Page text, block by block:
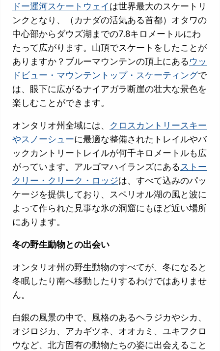
ドー運河スケートウェイは世界最大のスケートリ
ンクとなり、（カナダの活気ある首都）オタワの
中心部からダウズ湖までの7.8キロメートルにわ
たって広がります。山頂でスケートをしたことが
ありますか？ブルーマウンテンの頂上にあるウッ
ドビュー・マウンテントップ・スケーティングで
は、眼下に広がるナイアガラ断崖の壮大な景色を
楽しむことができます。
オンタリオ州全域には、 クロスカントリースキー
やスノーシューに最適な整備されたトレイルやバ
ックカントリートレイルが何千キロメートルも広
がっています。アルゴマハイランズにある ストー
クリー・クリーク・ロッジは、すべて込みのパッ
ケージを提供しており、スペリオル湖の風と波に
よって作られた見事な氷の洞窟にもほど近い場所
にあります。
冬の野生動物との出会い
オンタリオ州の野生動物のすべてが、冬になると
冬眠したり南へ移動したりするわけではありませ
ん。
白銀の風景の中で、風格のあるヘラジカやシカ、
オジロジカ、アカギツネ、オオカミ、ユキフクロ
ウなど、北方固有の動物たちの姿に出会えること